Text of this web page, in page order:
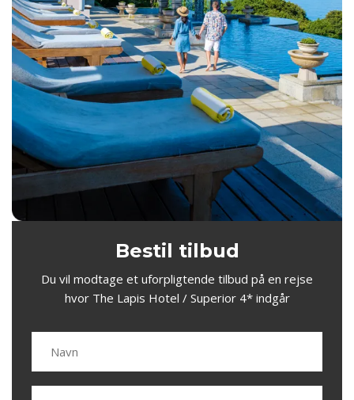
Bestil tilbud
Du vil modtage et uforpligtende tilbud på en rejse
hvor The Lapis Hotel / Superior 4* indgår